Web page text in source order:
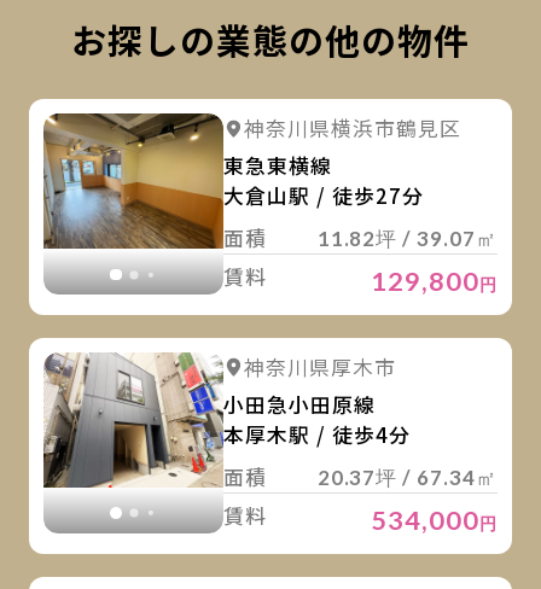
お探しの業態の他の物件
詳細を見る 詳細を見る
神奈川県横浜市鶴見区
東急東横線
大倉山駅 / 徒歩27分
面積
11.82坪 / 39.07㎡
賃料 129,800円
詳細を見る
神奈川県厚木市
小田急小田原線
本厚木駅 / 徒歩4分
面積
20.37坪 / 67.34㎡
賃料 534,000円